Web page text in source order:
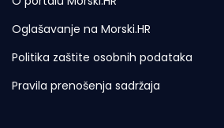
Oglašavanje na Morski.HR
Politika zaštite osobnih podataka
Pravila prenošenja sadržaja